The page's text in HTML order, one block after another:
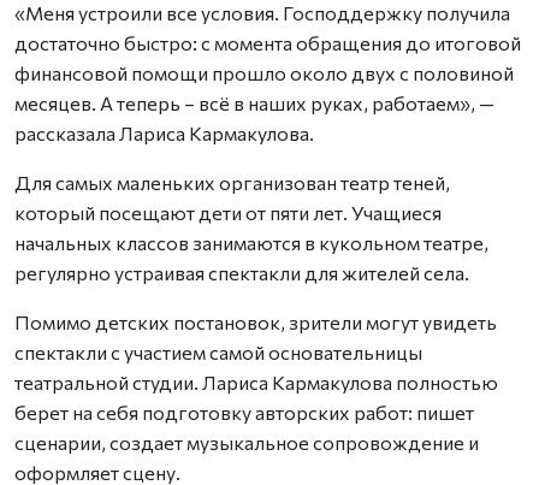
«Меня устроили все условия. Господдержку получила
достаточно быстро: с момента обращения до итоговой
финансовой помощи прошло около двух с половиной
месяцев. А теперь – всё в наших руках, работаем», —
рассказала Лариса Кармакулова.
Для самых маленьких организован театр теней,
который посещают дети от пяти лет. Учащиеся
начальных классов занимаются в кукольном театре,
регулярно устраивая спектакли для жителей села.
Помимо детских постановок, зрители могут увидеть
спектакли с участием самой основательницы
театральной студии. Лариса Кармакулова полностью
берет на себя подготовку авторских работ: пишет
сценарии, создает музыкальное сопровождение и
оформляет сцену.